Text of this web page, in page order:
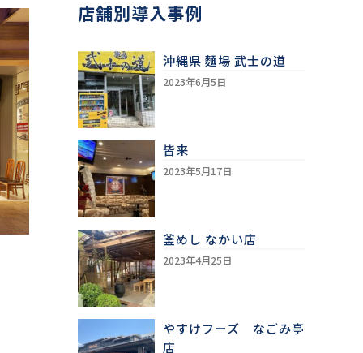
店舗別導入事例
沖縄県 麵場 武士の道
2023年6月5日
皆来
2023年5月17日
釜めし なかい店
2023年4月25日
やすけフーズ なごみ亭
店